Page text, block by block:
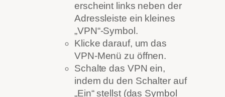
erscheint links neben der
Adressleiste ein kleines
„VPN“-Symbol.
Klicke darauf, um das
VPN-Menü zu öffnen.
Schalte das VPN ein,
indem du den Schalter auf
„Ein“ stellst (das Symbol